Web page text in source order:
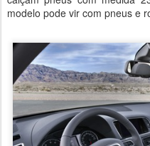
modelo pode vir com pneus e